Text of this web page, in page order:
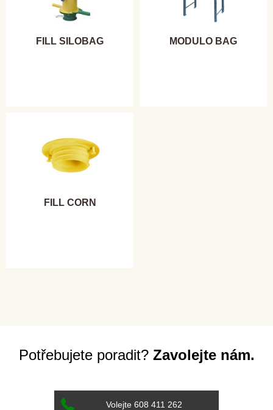
FILL SILOBAG MODULO BAG
FILL CORN
Potřebujete poradit? Zavolejte nám.
Volejte 608 411 262